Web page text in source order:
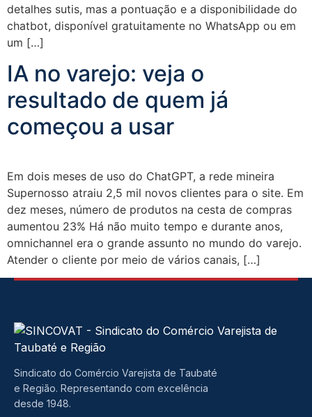
detalhes sutis, mas a pontuação e a disponibilidade do
chatbot, disponível gratuitamente no WhatsApp ou em
um […]
IA no varejo: veja o
resultado de quem já
começou a usar
Em dois meses de uso do ChatGPT, a rede mineira
Supernosso atraiu 2,5 mil novos clientes para o site. Em
dez meses, número de produtos na cesta de compras
aumentou 23% Há não muito tempo e durante anos,
omnichannel era o grande assunto no mundo do varejo.
Atender o cliente por meio de vários canais, […]
Sindicato do Comércio Varejista de Taubaté
e Região. Representando com excelência
desde 1948.